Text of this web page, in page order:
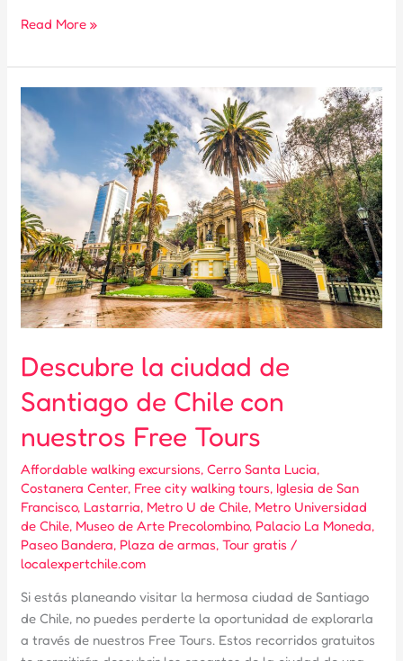
What
a
Free
Tour
Santiago
de
Chile
Unique?
Read More »
Descubre la ciudad de
Santiago de Chile con
nuestros Free Tours
Affordable walking excursions,Cerro Santa Lucia,
Costanera Center, Free city walking tours, Iglesia de San
Francisco, Lastarria, Metro U de Chile, Metro Universidad
de Chile, Museo de Arte Precolombino, Palacio La Moneda,
Paseo Bandera, Plaza de armas,Tour gratis /
localexpertchile.com
Si estás planeando visitar la hermosa ciudad de Santiago
de Chile, no puedes perderte la oportunidad de explorarla
a través de nuestros Free Tours. Estos recorridos gratuitos